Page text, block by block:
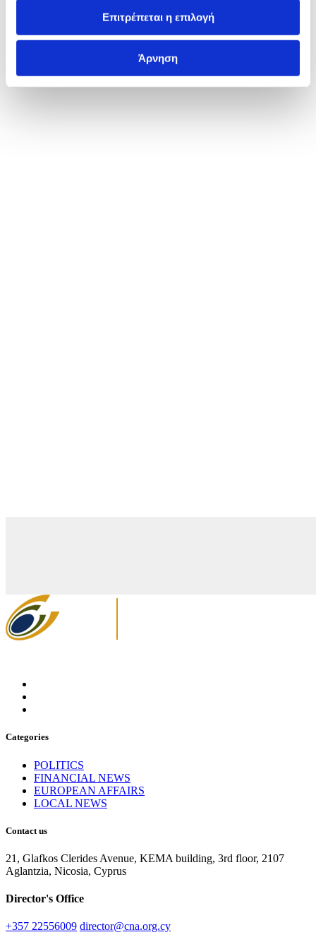
Επιτρέπεται η επιλογή
Άρνηση
Categories
POLITICS
FINANCIAL NEWS
EUROPEAN AFFAIRS
LOCAL NEWS
Contact us
21, Glafkos Clerides Avenue, KEMA building, 3rd floor, 2107
Aglantzia, Nicosia, Cyprus
Director's Office
+357 22556009 director@cna.org.cy